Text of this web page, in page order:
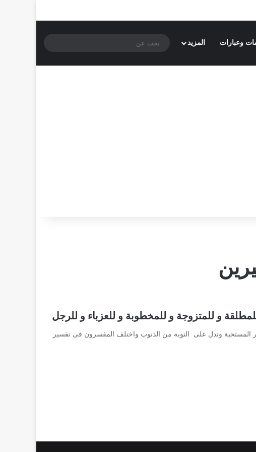
وعبارات المزيد
و للمتزوجة و للمخطوبة و للعزباء و للرجل
المستحبة وتدل على التوبة من الذنوب واختلف المفسرون فى تفسير